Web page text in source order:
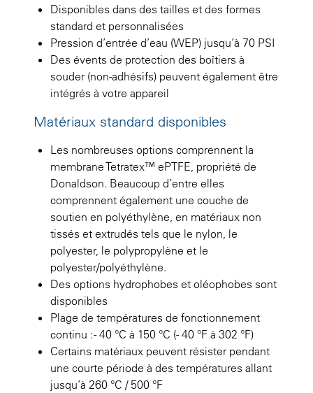
Disponibles dans des tailles et des formes
standard et personnalisées
Pression d’entrée d’eau (WEP) jusqu’à 70 PSI
Des évents de protection des boîtiers à
souder (non-adhésifs) peuvent également être
intégrés à votre appareil
Matériaux standard disponibles
Les nombreuses options comprennent la
membrane Tetratex™ ePTFE, propriété de
Donaldson. Beaucoup d’entre elles
comprennent également une couche de
soutien en polyéthylène, en matériaux non
tissés et extrudés tels que le nylon, le
polyester, le polypropylène et le
polyester/polyéthylène.
Des options hydrophobes et oléophobes sont
disponibles
Plage de températures de fonctionnement
continu : - 40 °C à 150 °C (- 40 °F à 302 °F)
Certains matériaux peuvent résister pendant
une courte période à des températures allant
jusqu’à 260 °C / 500 °F